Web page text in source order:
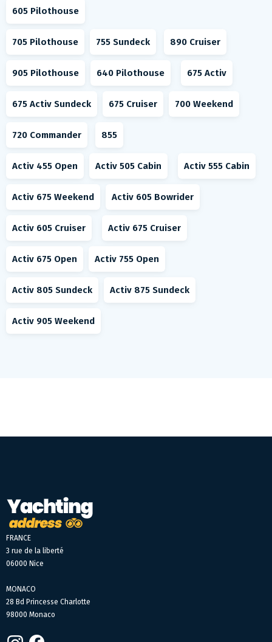
605 Pilothouse
705 Pilothouse 755 Sundeck 890 Cruiser
905 Pilothouse 640 Pilothouse 675 Activ
675 Activ Sundeck 675 Cruiser 700 Weekend
720 Commander 855
Activ 455 Open Activ 505 Cabin Activ 555 Cabin
Activ 675 Weekend Activ 605 Bowrider
Activ 605 Cruiser Activ 675 Cruiser
Activ 675 Open Activ 755 Open
Activ 805 Sundeck Activ 875 Sundeck
Activ 905 Weekend
FRANCE
3 rue de la liberté
06000 Nice
MONACO
28 Bd Princesse Charlotte
98000 Monaco